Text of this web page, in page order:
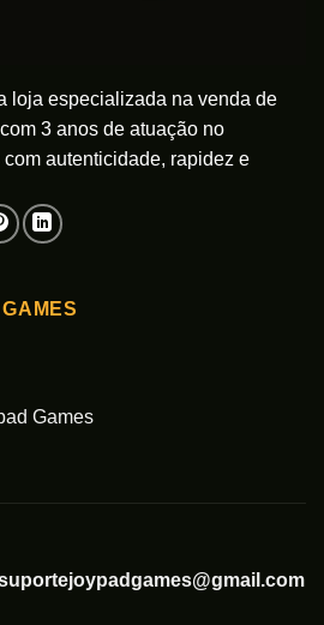
loja especializada na venda de
3 anos de atuação no
autenticidade, rapidez e
Games